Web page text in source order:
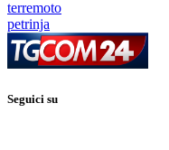
terremoto
petrinja
Seguici su